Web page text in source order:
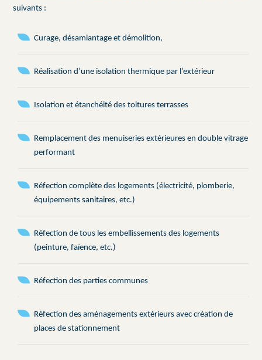
suivants :
Curage, désamiantage et démolition,
Réalisation d’une isolation thermique par l’extérieur
Isolation et étanchéité des toitures terrasses
Remplacement des menuiseries extérieures en double vitrage
performant
Réfection complète des logements (électricité, plomberie,
équipements sanitaires, etc.)
Réfection de tous les embellissements des logements
(peinture, faïence, etc.)
Réfection des parties communes
Réfection des aménagements extérieurs avec création de
places de stationnement